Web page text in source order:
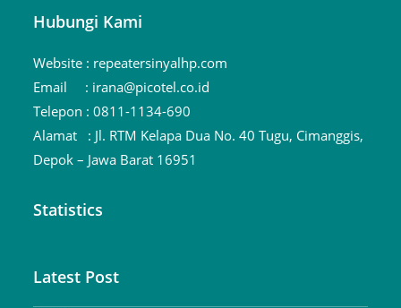
Hubungi Kami
Website : repeatersinyalhp.com
Email : irana@picotel.co.id
Telepon :0811-1134-690
Alamat : Jl. RTM Kelapa Dua No. 40 Tugu, Cimanggis,
Depok – Jawa Barat 16951
Statistics
Latest Post